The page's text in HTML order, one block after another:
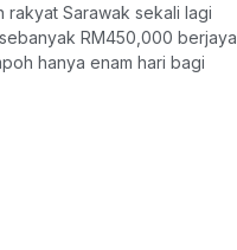
rakyat Sarawak sekali lagi
RM450,000 berjaya
hanya enam hari bagi